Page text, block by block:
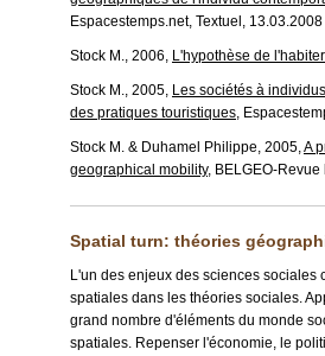
Espacestemps.net, Textuel, 13.03.2008
Stock M., 2006, L'hypothèse de
Stock M., 2005, Les sociétés à
des pratiques touristiques,
Stock M. & Duhamel Philippe, 2005,A
geographical mobility, BELGEO-
Spatial turn: théories
L'un des enjeux des sciences
spatiales dans les théories sociales.
grand nombre d'éléments du monde
spatiales. Repenser l'économie, le